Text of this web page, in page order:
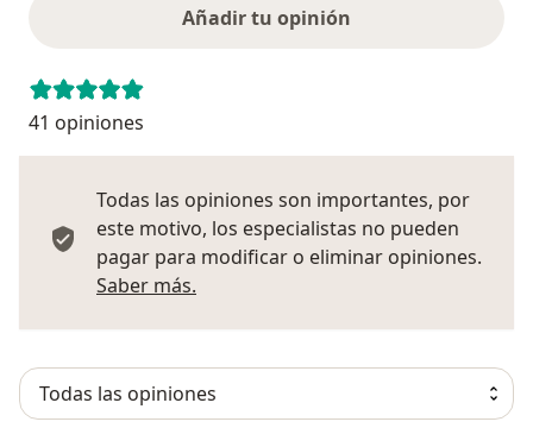
Añadir tu opinión
41 opiniones
Todas las opiniones son importantes, por
este motivo, los especialistas no pueden
pagar para modificar o eliminar opiniones.
Saber más.